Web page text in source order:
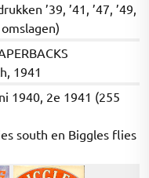
’39, ’41, ’47, ’49,
omslagen)
1941
1940, 2e 1941 (255
south en Biggles flies